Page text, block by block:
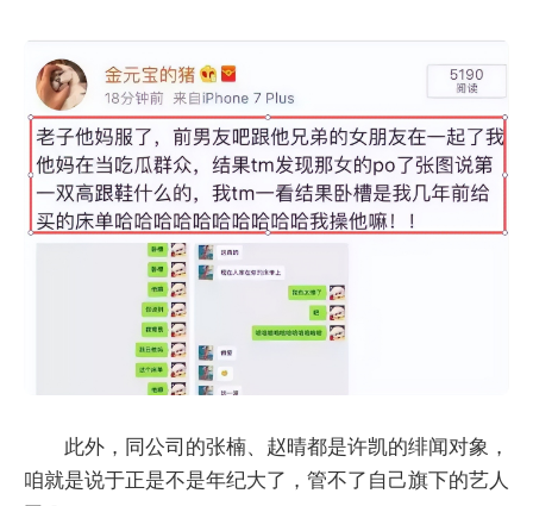
此外，同公司的张楠、赵晴都是许凯的绯闻对象，
咱就是说于正是不是年纪大了，管不了自己旗下的艺人